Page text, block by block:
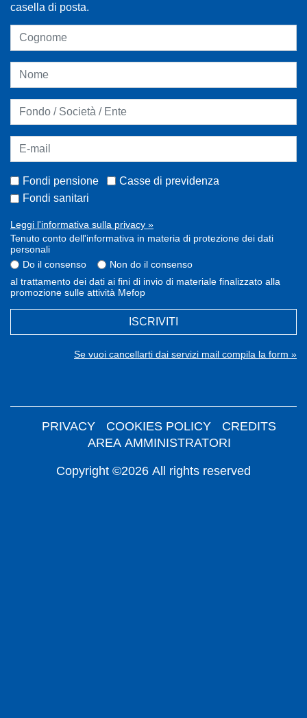
casella di posta.
Fondi pensione
Casse di previdenza
Fondi sanitari
Leggi l'informativa sulla privacy »
Tenuto conto dell'informativa in materia di protezione dei dati
personali
Do il consenso
Non do il consenso
al trattamento dei dati ai fini di invio di materiale finalizzato alla
promozione sulle attività Mefop
ISCRIVITI
Se vuoi cancellarti dai servizi mail compila la form »
Copyright ©2026 All rights reserved
PRIVACY COOKIES POLICY
CREDITS
AREA AMMINISTRATORI